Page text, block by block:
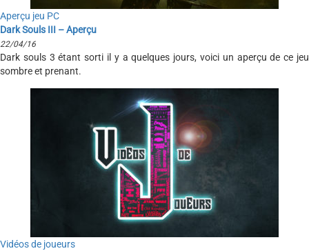
Aperçu jeu PC
Dark Souls III – Aperçu
22/04/16
Dark souls 3 étant sorti il y a quelques jours, voici un aperçu de ce jeu
sombre et prenant.
Vidéos de joueurs